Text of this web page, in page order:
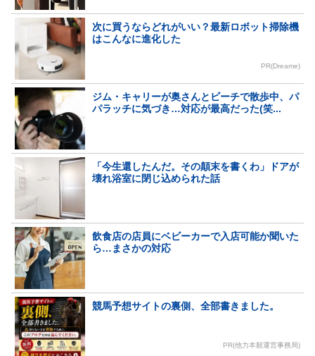
次に買うならどれがいい？最新ロボット掃除機
はこんなに進化した
PR(Dreame)
ジム・キャリーが奥さんとビーチで散歩中、パ
パラッチに気づき…対応が最高だった(笑...
「今生還したんだ。その顛末を書くわ」ドアが
壊れ浴室に閉じ込められた話
飲食店の店員にベビーカーで入店可能か聞いた
ら…まさかの対応
競馬予想サイトの裏側、全部書きました。
PR(他力本願運営事務局)